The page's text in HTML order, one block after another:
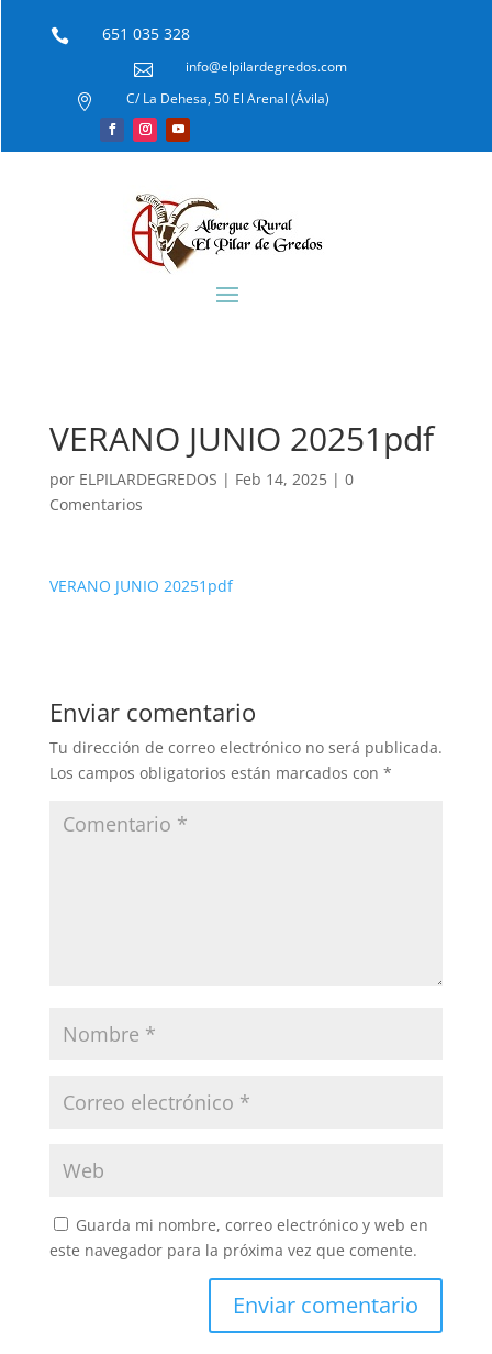
 651 035 328

info@elpilardegredos.com

C/ La Dehesa, 50 El Arenal (Ávila)
VERANO JUNIO 20251pdf
por ELPILARDEGREDOS | Feb 14, 2025| 0
Comentarios
VERANO JUNIO 20251pdf
Enviar comentario
Tu dirección de correo electrónico no será publicada.
Los campos obligatorios están marcados con *
Guarda mi nombre, correo electrónico y web en
este navegador para la próxima vez que comente.